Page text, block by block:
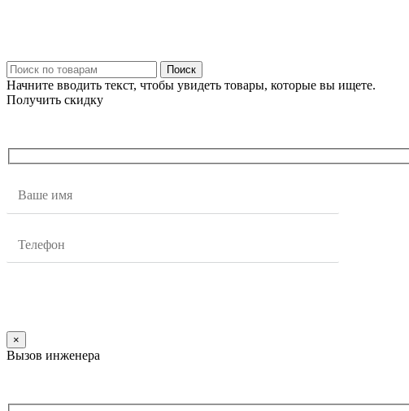
Поиск
Начните вводить текст, чтобы увидеть товары, которые вы ищете.
Получить скидку
×
Вызов инженера